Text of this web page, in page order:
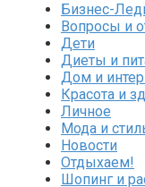
Бизнес-
Вопросы и
Дети
Диеты и
Дом и
Красота и
Личное
Мода и
Новости
Отдыхаем!
Шопинг и